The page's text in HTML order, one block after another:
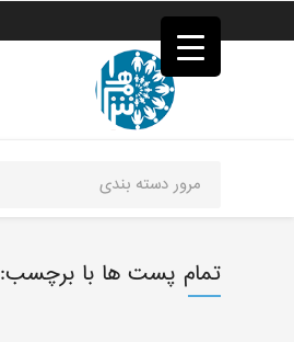
خون
تمام پست ها با برچسب: